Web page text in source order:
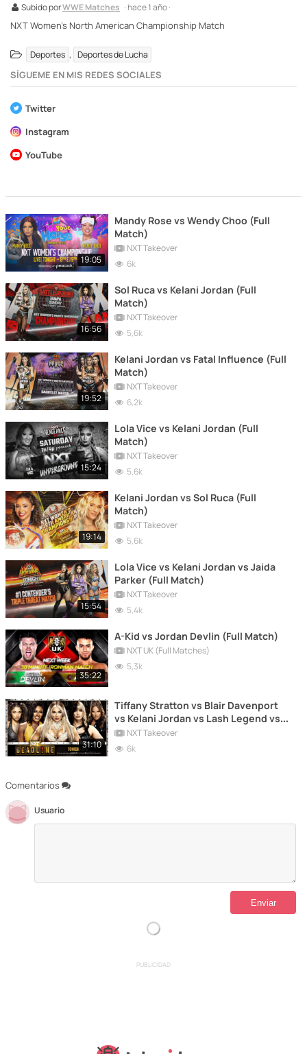
Subido porWWE Matches · hace 1 año ·
NXT Women's North American Championship Match
Deportes , Deportes de Lucha
SÍGUEME EN MIS REDES SOCIALES
Twitter
Instagram
YouTube
Comentarios
Usuario
19:05
Mandy Rose vs Wendy Choo (Full
Match)
NXT Takeover
6k
16:56
Sol Ruca vs Kelani Jordan (Full
Match)
NXT Takeover
5,6k
19:52
Kelani Jordan vs Fatal Influence (Full
Match)
NXT Takeover
6,2k
15:24
Lola Vice vs Kelani Jordan (Full
Match)
NXT Takeover
5,6k
19:14
Kelani Jordan vs Sol Ruca (Full
Match)
NXT Takeover
5,6k
15:54
Lola Vice vs Kelani Jordan vs Jaida
Parker (Full Match)
NXT Takeover
5,4k
35:22
A-Kid vs Jordan Devlin (Full Match)
NXT UK (Full Matches)
5,3k
31:10
Tiffany Stratton vs Blair Davenport
vs Kelani Jordan vs Lash Legend vs
Fallon Henley (Full Match)
NXT Takeover
6k
PUBLICIDAD